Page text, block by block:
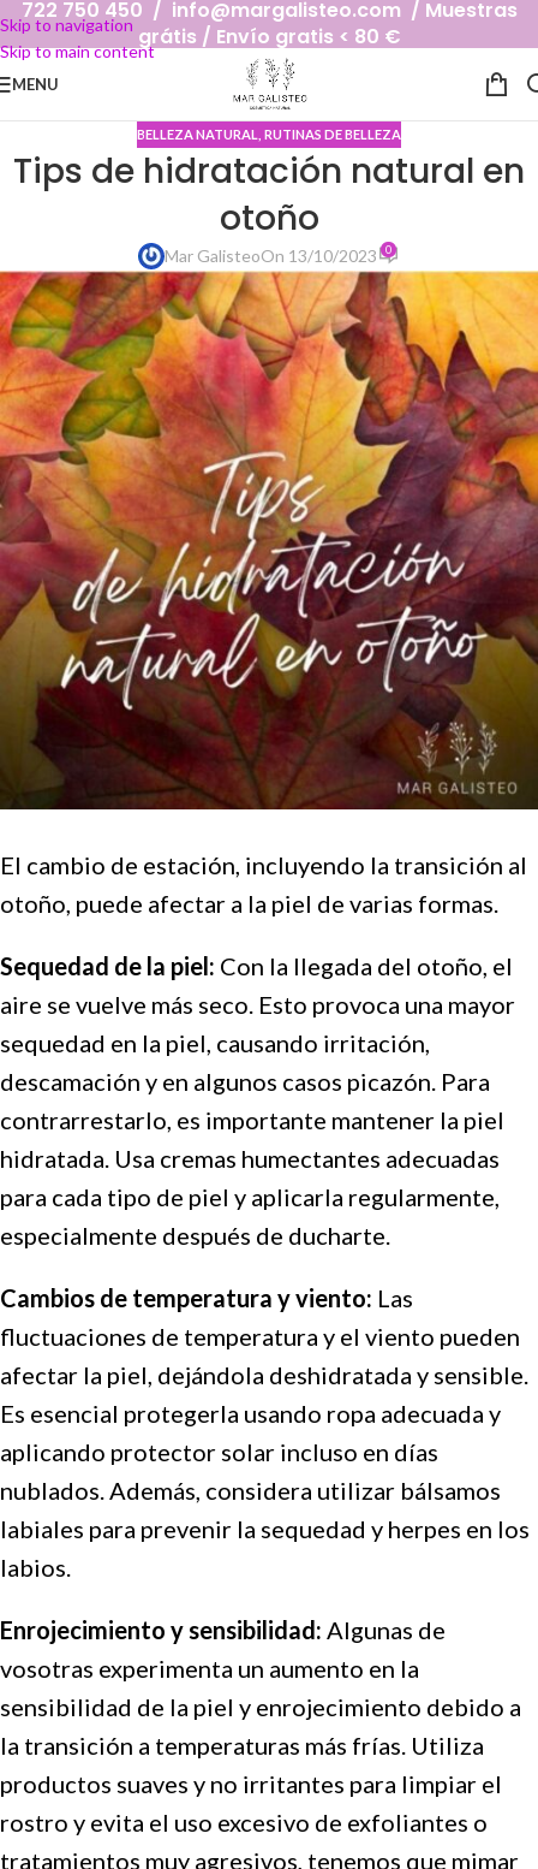
Skip to navigation
Skip to main content
722 750 450 / info@margalisteo.com / Muestras
grátis / Envío gratis < 80 €
MENU
BELLEZA NATURAL RUTINAS DE BELLEZA
Tips de hidratación natural en
otoño
Mar GalisteoOn 13/10/2023 0
El cambio de estación, incluyendo la transición al
otoño, puede afectar a la piel de varias formas.
Sequedad de la piel: Con la llegada del otoño, el
aire se vuelve más seco. Esto provoca una mayor
sequedad en la piel, causando irritación,
descamación y en algunos casos picazón. Para
contrarrestarlo, es importante mantener la piel
hidratada. Usa cremas humectantes adecuadas
para cada tipo de piel y aplicarla regularmente,
especialmente después de ducharte.
Cambios de temperatura y viento: Las
fluctuaciones de temperatura y el viento pueden
afectar la piel, dejándola deshidratada y sensible.
Es esencial protegerla usando ropa adecuada y
aplicando protector solar incluso en días
nublados. Además, considera utilizar bálsamos
labiales para prevenir la sequedad y herpes en los
labios.
Enrojecimiento y sensibilidad: Algunas de
vosotras experimenta un aumento en la
sensibilidad de la piel y enrojecimiento debido a
la transición a temperaturas más frías. Utiliza
productos suaves y no irritantes para limpiar el
rostro y evita el uso excesivo de exfoliantes o
tratamientos muy agresivos, tenemos que mimar